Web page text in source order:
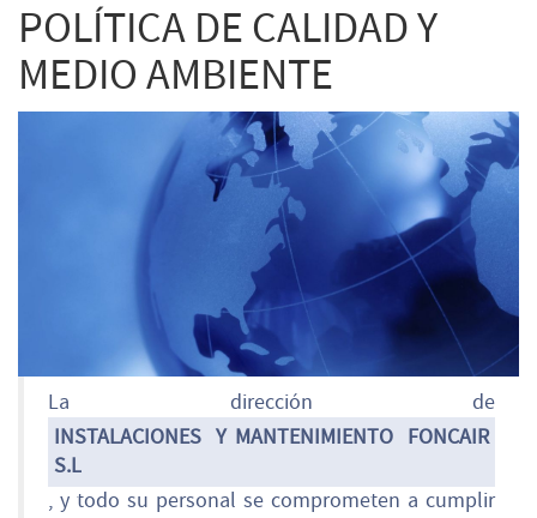
POLÍTICA DE CALIDAD Y
MEDIO AMBIENTE
La dirección de
INSTALACIONES Y MANTENIMIENTO FONCAIR
S.L
, y todo su personal se comprometen a cumplir